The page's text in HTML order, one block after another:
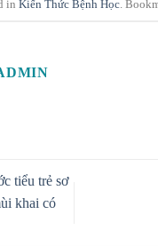
in Kiến Thức Bệnh Học.
tiểu trẻ sơ
khai có